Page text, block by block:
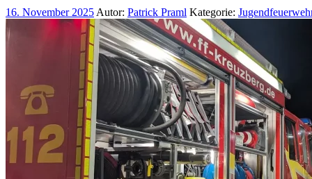
16. November 2025 Autor: Patrick Praml Kategorie: